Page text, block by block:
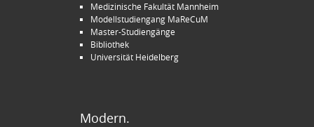
Medizinische Fakultät Mannheim
Modellstudiengang MaReCuM
Master-Studiengänge
Bibliothek
Universität Heidelberg
Modern.